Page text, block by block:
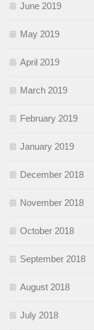
June 2019
May 2019
April 2019
March 2019
February 2019
January 2019
December 2018
November 2018
October 2018
September 2018
August 2018
July 2018